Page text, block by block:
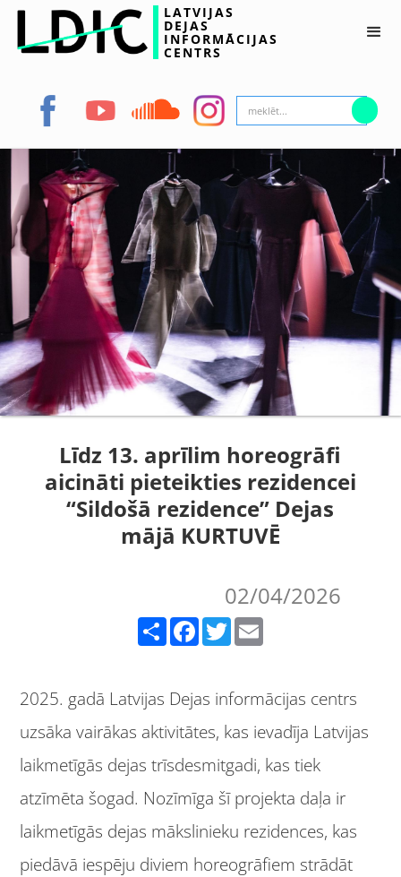
LATVIJAS
DEJAS
INFORMĀCIJAS
CENTRS
Līdz 13. aprīlim horeogrāfi
aicināti pieteikties rezidencei
“Sildošā rezidence” Dejas
mājā KURTUVĒ
02/04/2026
Share Facebook Twitter
2025. gadā Latvijas Dejas informācijas centrs
uzsāka vairākas aktivitātes, kas ievadīja Latvijas
laikmetīgās dejas trīsdesmitgadi, kas tiek
atzīmēta šogad. Nozīmīga šī projekta daļa ir
laikmetīgās dejas mākslinieku rezidences, kas
piedāvā iespēju diviem horeogrāfiem strādāt